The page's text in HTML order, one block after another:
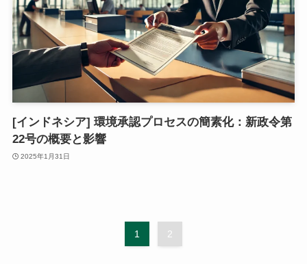
[インドネシア] 環境承認プロセスの簡素化：新政令第
22号の概要と影響
2025年1月31日
1 2